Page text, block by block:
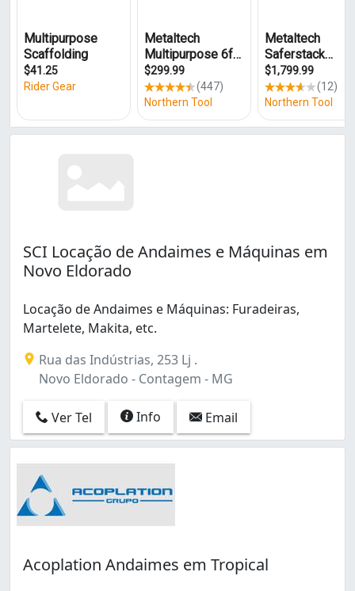
Tropical (1)
Vila Paris (1)
Vila São Paulo (2)
SCI Locação de Andaimes e Máquinas em
Novo Eldorado
Locação de Andaimes e Máquinas: Furadeiras,
Martelete, Makita, etc.
Rua das Indústrias, 253 Lj .
Novo Eldorado - Contagem - MG
Ver Tel Info Email
Acoplation Andaimes em Tropical